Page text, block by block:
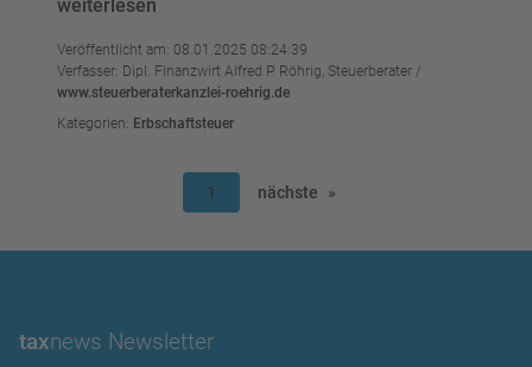
weiterlesen
Veröffentlicht am: 08.01.2025 08:24:39
Verfasser: Dipl. Finanzwirt Alfred P. Röhrig, Steuerberater /
www.steuerberaterkanzlei-roehrig.de
Kategorien: Erbschaftsteuer
1 nächste
taxnews Newsletter